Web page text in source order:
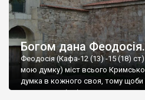
Богом дана
Феодосія (Кафа-12 (13) -15 (18) ст)
мою думку) міст всього
думка в кожного своя, тому щоби
запрошую відвідати це